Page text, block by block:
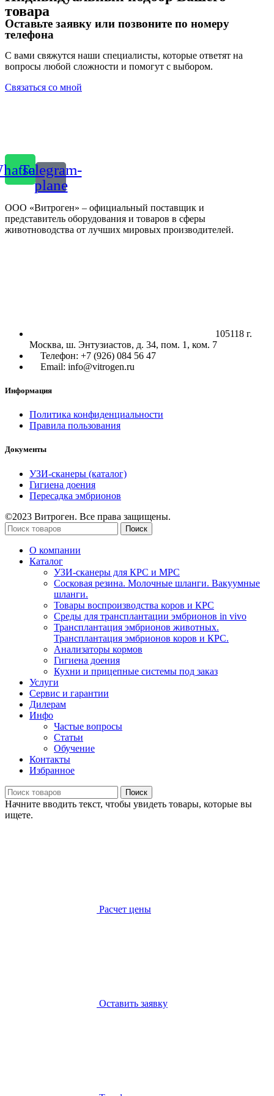
товара
Оставьте заявку или позвоните по номеру
телефона
С вами свяжутся наши специалисты, которые ответят на
вопросы любой сложности и помогут с выбором.
Связаться со мной
Telegram-
plane
ООО «Витроген» – официальный поставщик и
представитель оборудования и товаров в сферы
животноводства от лучших мировых производителей.
105118 г.
Москва, ш. Энтузиастов, д. 34, пом. 1, ком. 7
Телефон: +7 (926) 084 56 47
Email: info@vitrogen.ru
Информация
Политика конфиденциальности
Правила пользования
Документы
УЗИ-сканеры (каталог)
Гигиена доения
Пересадка эмбрионов
©2023 Витроген. Все права защищены.
Поиск
О компании
Каталог
УЗИ-сканеры для КРС и МРС
Сосковая резина. Молочные шланги. Вакуумные
шланги.
Товары воспроизводства коров и КРС
Среды для трансплантации эмбрионов in vivo
Трансплантация эмбрионов животных.
Трансплантация эмбрионов коров и КРС.
Анализаторы кормов
Гигиена доения
Кухни и прицепные системы под заказ
Услуги
Сервис и гарантии
Дилерам
Инфо
Частые вопросы
Статьи
Обучение
Контакты
Избранное
Поиск
Начните вводить текст, чтобы увидеть товары, которые вы
ищете.
Расчет цены
Оставить заявку